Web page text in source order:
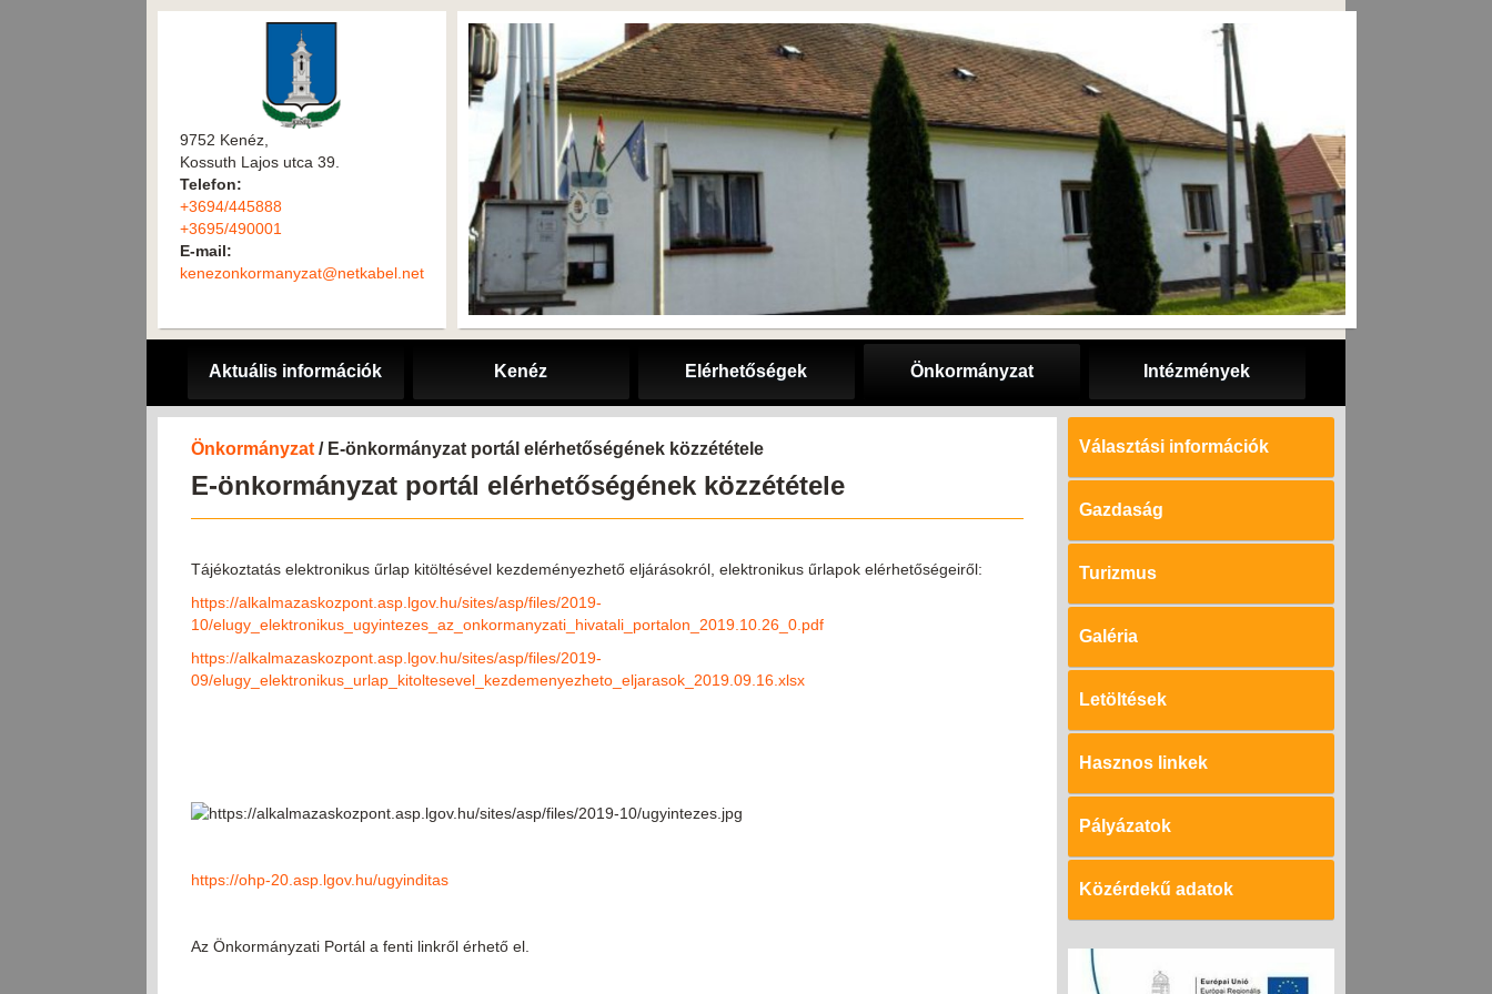
9752 Kenéz,
Kossuth Lajos utca 39.
Telefon:
+3694/445888
+3695/490001
E-mail:
kenezonkormanyzat@netkabel.net
Aktuális információk Kenéz Elérhetőségek Önkormányzat Intézmények
Önkormányzat / E-önkormányzat portál elérhetőségének közzététele
E-önkormányzat portál elérhetőségének közzététele
Tájékoztatás elektronikus űrlap kitöltésével kezdeményezhető eljárásokról, elektronikus űrlapok elérhetőségeiről:
https://alkalmazaskozpont.asp.lgov.hu/sites/asp/files/2019-
10/elugy_elektronikus_ugyintezes_az_onkormanyzati_hivatali_portalon_2019.10.26_0.pdf
https://alkalmazaskozpont.asp.lgov.hu/sites/asp/files/2019-
09/elugy_elektronikus_urlap_kitoltesevel_kezdemenyezheto_eljarasok_2019.09.16.xlsx
https://ohp-20.asp.lgov.hu/ugyinditas
Az Önkormányzati Portál a fenti linkről érhető el.
Választási információk
Gazdaság
Turizmus
Galéria
Letöltések
Hasznos linkek
Pályázatok
Közérdekű adatok